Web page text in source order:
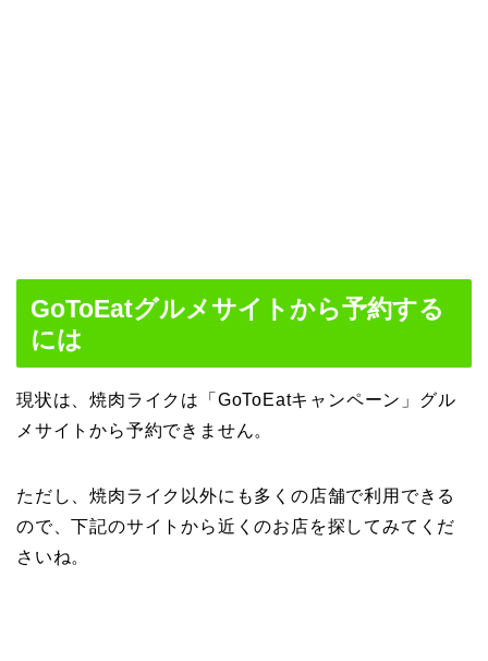
GoToEatグルメサイトから予約する
には
現状は、焼肉ライクは「GoToEatキャンペーン」グル
メサイトから予約できません。
ただし、焼肉ライク以外にも多くの店舗で利用できる
ので、下記のサイトから近くのお店を探してみてくだ
さいね。